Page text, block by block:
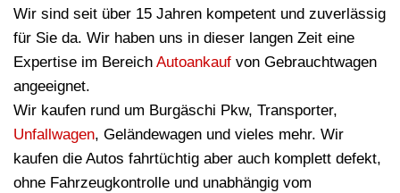
Wir sind seit über 15 Jahren kompetent und zuverlässig
für Sie da. Wir haben uns in dieser langen Zeit eine
Expertise im Bereich Autoankauf von Gebrauchtwagen
angeeignet.
Wir kaufen rund um Burgäschi Pkw, Transporter,
Unfallwagen, Geländewagen und vieles mehr. Wir
kaufen die Autos fahrtüchtig aber auch komplett defekt,
ohne Fahrzeugkontrolle und unabhängig vom